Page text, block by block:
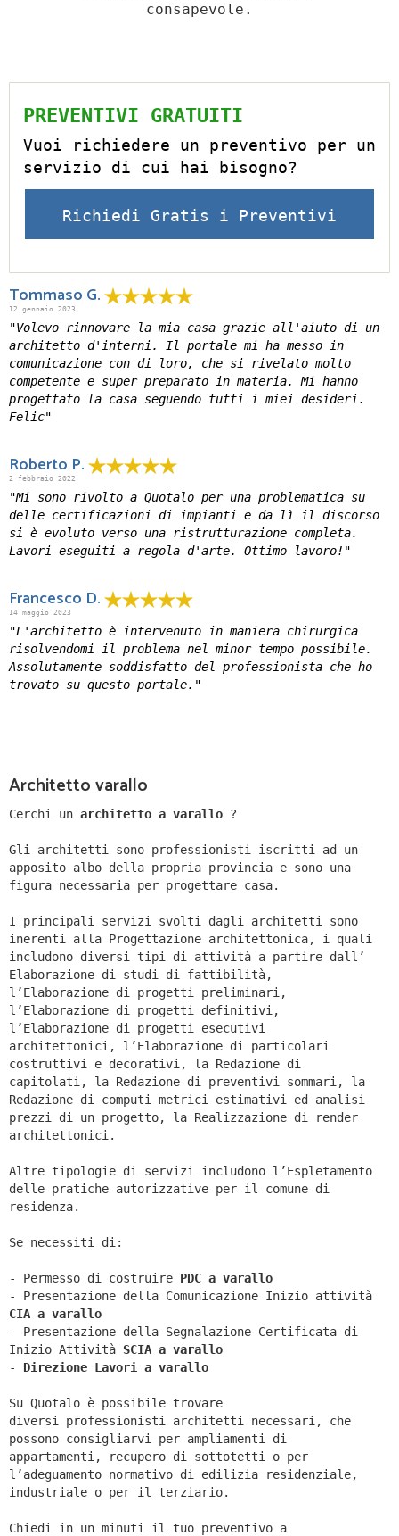
consapevole.
PREVENTIVI GRATUITI
Vuoi richiedere un preventivo per un
servizio di cui hai bisogno?
Richiedi Gratis i Preventivi
Tommaso G.
12 gennaio 2023
"Volevo rinnovare la mia casa grazie all'aiuto di un
architetto d'interni. Il portale mi ha messo in
comunicazione con di loro, che si rivelato molto
competente e super preparato in materia. Mi hanno
progettato la casa seguendo tutti i miei desideri.
Felic"
Roberto P.
2 febbraio 2022
"Mi sono rivolto a Quotalo per una problematica su
delle certificazioni di impianti e da lì il discorso
si è evoluto verso una ristrutturazione completa.
Lavori eseguiti a regola d'arte. Ottimo lavoro!"
Francesco D.
14 maggio 2023
"L'architetto è intervenuto in maniera chirurgica
risolvendomi il problema nel minor tempo possibile.
Assolutamente soddisfatto del professionista che ho
trovato su questo portale."
Architetto varallo
Cerchi un architetto a varallo ?
Gli architetti sono professionisti iscritti ad un
apposito albo della propria provincia e sono una
figura necessaria per progettare casa.
I principali servizi svolti dagli architetti sono
inerenti alla Progettazione architettonica, i quali
includono diversi tipi di attività a partire dall’
Elaborazione di studi di fattibilità,
l’Elaborazione di progetti preliminari,
l’Elaborazione di progetti definitivi,
l’Elaborazione di progetti esecutivi
architettonici, l’Elaborazione di particolari
costruttivi e decorativi, la Redazione di
capitolati, la Redazione di preventivi sommari, la
Redazione di computi metrici estimativi ed analisi
prezzi di un progetto, la Realizzazione di render
architettonici.
Altre tipologie di servizi includono l’Espletamento
delle pratiche autorizzative per il comune di
residenza.
Se necessiti di:
- Permesso di costruire PDC a varallo
- Presentazione della Comunicazione Inizio attività
CIA a varallo
- Presentazione della Segnalazione Certificata di
Inizio Attività SCIA a varallo
- Direzione Lavori a varallo
Su Quotalo è possibile trovare
diversi professionisti architetti necessari, che
possono consigliarvi per ampliamenti di
appartamenti, recupero di sottotetti o per
l’adeguamento normativo di edilizia residenziale,
industriale o per il terziario.
Chiedi in un minuti il tuo preventivo a